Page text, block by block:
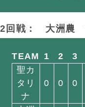
2回戦： 大洲農
TEAM 1 2 3
聖カ
タリ
ナ
0 0 0